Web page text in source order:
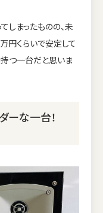
しまったものの、未
円くらいで安定して
つ一台だと思いま
ーな一台！